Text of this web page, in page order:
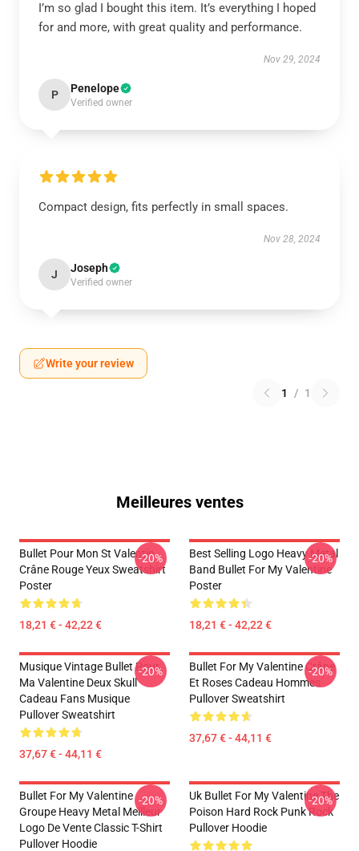
I’m so glad I bought this item. It’s everything I hoped
for and more, with great quality and performance.
Nov 29, 2024
P Penelope
Verified owner
Compact design, fits perfectly in small spaces.
Nov 28, 2024
J Joseph
Verified owner
Write your review
1 / 1
Meilleures ventes
Bullet Pour Mon St Valentin
Crâne Rouge Yeux Sweatshirt
Poster
18,21 € - 42,22 €
-20%
Best Selling Logo Heavy Metal
Band Bullet For My Valentine
Poster
18,21 € - 42,22 €
-20%
Musique Vintage Bullet Pour
Ma Valentine Deux Skull
Cadeau Fans Musique
Pullover Sweatshirt
37,67 € - 44,11 €
-20%
Bullet For My Valentine Crâne
Et Roses Cadeau Hommes
Pullover Sweatshirt
37,67 € - 44,11 €
-20%
Bullet For My Valentine
Groupe Heavy Metal Meilleur
Logo De Vente Classic T-Shirt
Pullover Hoodie
-20%
Uk Bullet For My Valentine The
Poison Hard Rock Punk Rock
Pullover Hoodie
-20%